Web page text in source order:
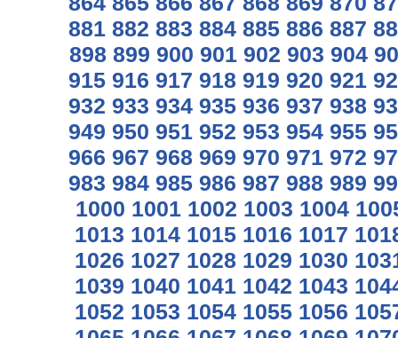
881 882 883 884 885 886 887
898 899 900 901 902 903 904
915 916 917 918 919 920 921
932 933 934 935 936 937 938
949 950 951 952 953 954 955
966 967 968 969 970 971 972
983 984 985 986 987 988 989
1000 1001 1002 1003 1004
1013 1014 1015 1016 1017
1026 1027 1028 1029 1030
1039 1040 1041 1042 1043
1052 1053 1054 1055 1056